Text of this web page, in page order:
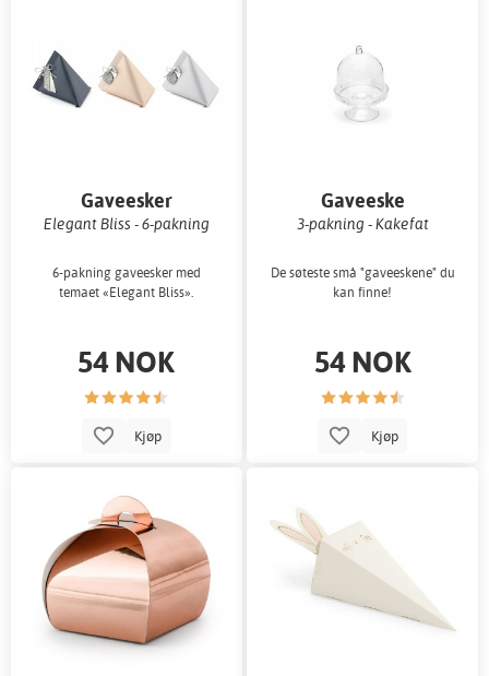
Gaveesker
Elegant Bliss - 6-pakning
6-pakning gaveesker med
temaet «Elegant Bliss».
54 NOK
Kjøp
Gaveeske
3-pakning - Kakefat
De søteste små "gaveeskene" du
kan finne!
54 NOK
Kjøp